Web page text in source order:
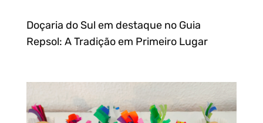
Doçaria do Sul em destaque no Guia
Repsol: A Tradição em Primeiro Lugar